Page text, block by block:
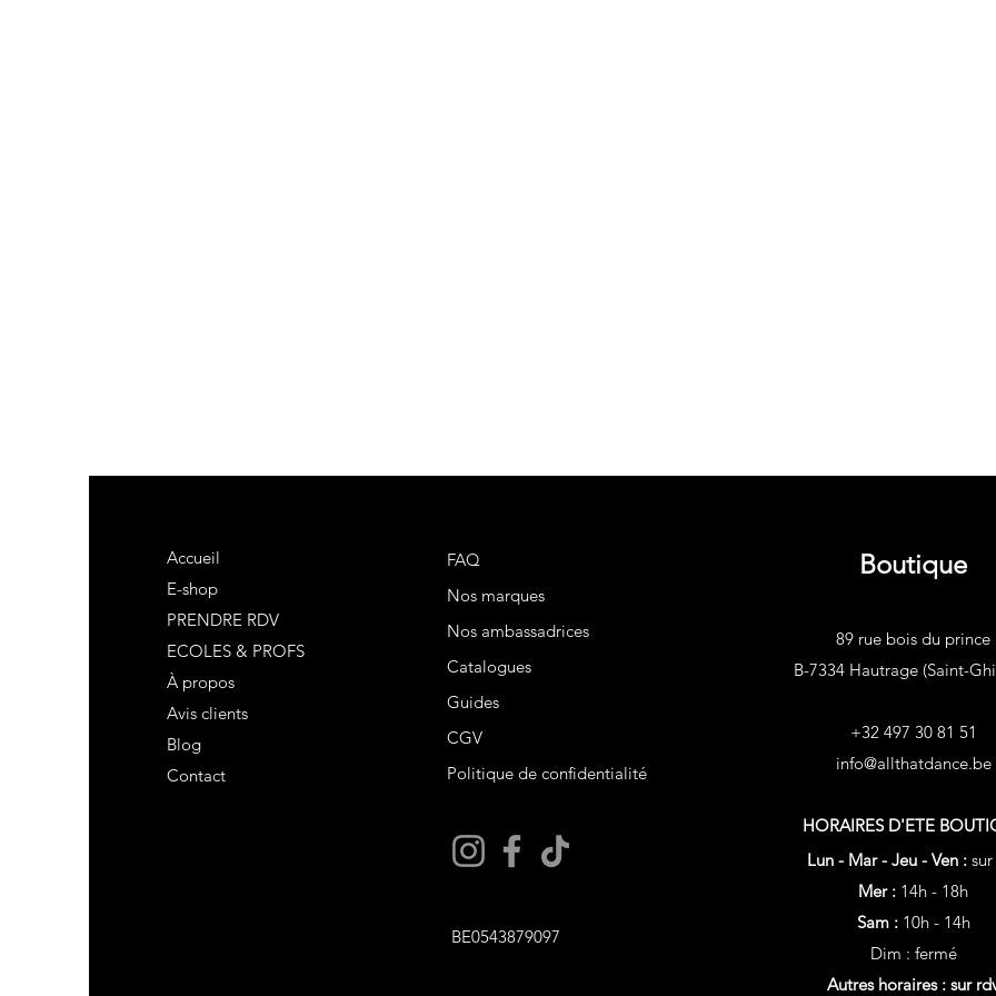
Accueil
E-shop
PRENDRE RDV
ECOLES & PROFS
À propos
Avis clients
Blog
Contact
FAQ
Nos marques
Nos ambassadrices
Catalogues
Guides
CGV
Politique de confidentialité
BE0543879097
Boutique
89 rue bois du prince
B-7334 Hautrage (Saint-
+32 497 30 81 51
info@allthatdance.be
HORAIRES D'ETE
Lun - Mar - Jeu - Ven :
Mer : 14h - 18h
Sam : 10h - 14h
Dim : fermé
Autres horaires : sur